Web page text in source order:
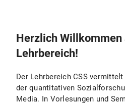
Herzlich Willkommen
Lehrbereich!
Der Lehrbereich CSS
der quantitativen
Media. In Vorlesungen und